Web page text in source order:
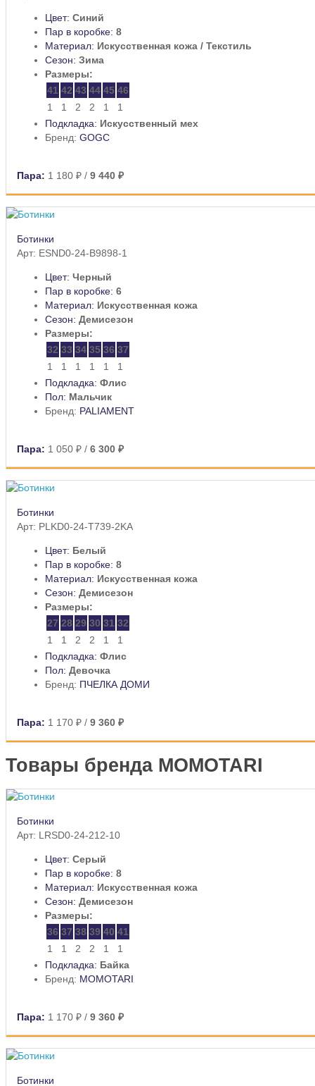
Цвет: Синий
Пар в коробке: 8
Материал: Искусственная кожа / Текстиль
Сезон: Зима
Размеры:
41 42 43 44 45 46
1
1 2 2 1
1
Подкладка: Искусственный мех
Бренд: GOGC
Пара: 1 180 ₽ / 9 440 ₽
Ботинки
Арт: ESND0-24-B9898-1
Цвет: Черный
Пар в коробке: 6
Материал: Искусственная кожа
Сезон: Демисезон
Размеры:
32 33 34 35 36 37
1
1 1 1 1
1
Подкладка: Флис
Пол: Мальчик
Бренд: PALIAMENT
Пара: 1 050 ₽ / 6 300 ₽
Ботинки
Арт: PLKD0-24-T739-2KA
Цвет: Белый
Пар в коробке: 8
Материал: Искусственная кожа
Сезон: Демисезон
Размеры:
27 28 29 30 31 32
1
1 2 2 1
1
Подкладка: Флис
Пол: Девочка
Бренд: ПЧЕЛКА ДОМИ
Пара: 1 170 ₽ / 9 360 ₽
Товары бренда MOMOTARI
Ботинки
Арт: LRSD0-24-212-10
Цвет: Серый
Пар в коробке: 8
Материал: Искусственная кожа
Сезон: Демисезон
Размеры:
36 37 38 39 40 41
1
1 2 2 1
1
Подкладка: Байка
Бренд: MOMOTARI
Пара: 1 170 ₽ / 9 360 ₽
Ботинки